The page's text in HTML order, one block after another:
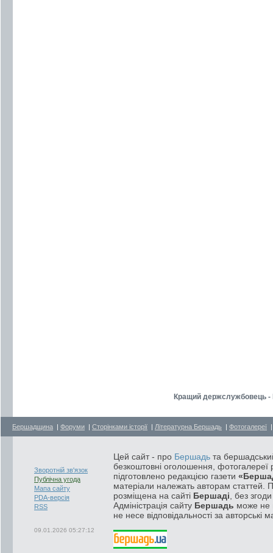
Кращий держслужбовець
Бершадщина | Форуми | Сторінками історії | Літературна Бершадь | Фотогалереї
Зворотній зв'язок
Публічна угода
Мапа сайту
PDA-версія
RSS
09.01.2026 05:27:12
Цей сайт - про Бершадь та
безкоштовні оголошення, фотогалереї
підготовлено редакцією газети
матеріали належать авторам статтей.
розміщена на сайті Бершаді , без
Адміністрація сайту Бершадь може не
не несе відповідальності за авторські